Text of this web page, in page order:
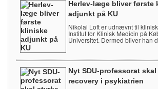
Herlev-læge bliver første
adjunkt på KU
Nikolai Loft er udnævnt til
Institut for Klinisk Medicin på
Universitet. Dermed bliver han
Nyt SDU-professorat
recovery i psykiatrien